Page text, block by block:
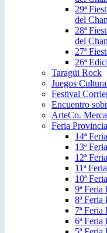
29ª
del
28ª
del
27ª
26ª
Taragüi Rock
Juegos
Festival
Encuentro
ArteCo.
Feria
14ª
13ª
12ª
11ª
10ª
9ª
8ª
7ª
6ª